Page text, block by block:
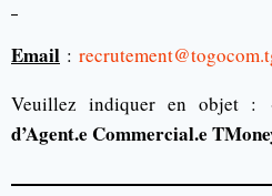
Email :
Veuillez indiquer en objet :
d’Agent.e Commercial.e